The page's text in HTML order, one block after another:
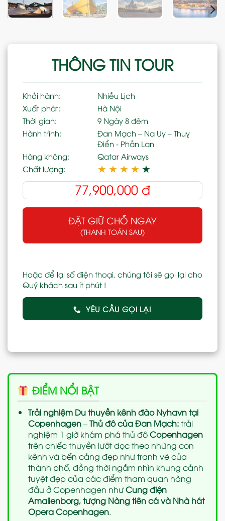
THÔNG TIN TOUR
Khởi hành:
Nhiều Lịch
Xuất phát:
Hà Nội
Thời gian:
9 Ngày 8 đêm
Hành trình:
Đan Mạch – Na Uy – Thuỵ
Điển - Phần Lan
Hàng không:
Qatar Airways
Chất lượng:
★ ★ ★ ★ ★
77,900,000 đ
ĐẶT GIỮ CHỖ NGAY
(THANH TOÁN SAU)
Hoặc để lại số điện thoại, chúng tôi sẽ gọi lại cho
Quý khách sau ít phút !
YÊU CẦU GỌI LẠI
ĐIỂM NỔI BẬT
Trải nghiệm Du thuyền kênh đào Nyhavn tại
Copenhagen – Thủ đô của Đan Mạch:trải
nghiệm 1 giờ khám phá thủ đôCopenhagen
trên chiếc thuyền lướt dọc theo những con
kênh và bến cảng đẹp như tranh vẽ của
thành phố, đồng thời ngắm nhìn khung cảnh
tuyệt đẹp của các điểm tham quan hàng
đầu ở Copenhagen nhưCung điện
Amalienborg, tượng Nàng tiên cá và Nhà hát
Opera Copenhagen.